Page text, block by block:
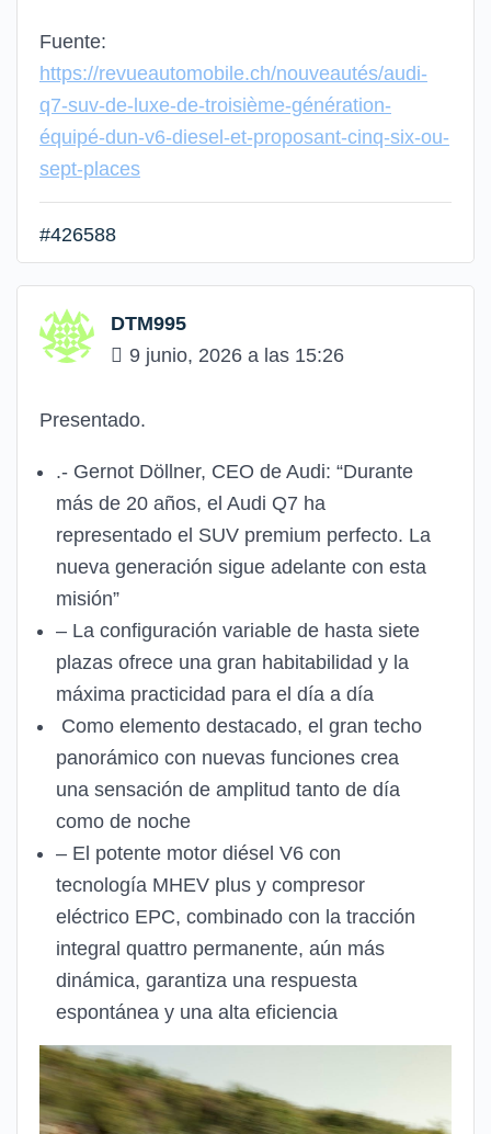
Fuente:
https://revueautomobile.ch/nouveautés/audi-
q7-suv-de-luxe-de-troisième-génération-
équipé-dun-v6-diesel-et-proposant-cinq-six-ou-
sept-places
#426588
DTM995
9 junio, 2026 a las 15:26
Presentado.
.- Gernot Döllner, CEO de Audi: “Durante
más de 20 años, el Audi Q7 ha
representado el SUV premium perfecto. La
nueva generación sigue adelante con esta
misión”
– La configuración variable de hasta siete
plazas ofrece una gran habitabilidad y la
máxima practicidad para el día a día
Como elemento destacado, el gran techo
panorámico con nuevas funciones crea
una sensación de amplitud tanto de día
como de noche
– El potente motor diésel V6 con
tecnología MHEV plus y compresor
eléctrico EPC, combinado con la tracción
integral quattro permanente, aún más
dinámica, garantiza una respuesta
espontánea y una alta eficiencia